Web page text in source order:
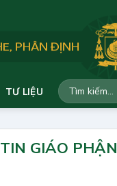
TƯ LIỆU
TIN GIÁO PHẬN